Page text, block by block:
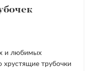
и любимых
хрустящие трубочки